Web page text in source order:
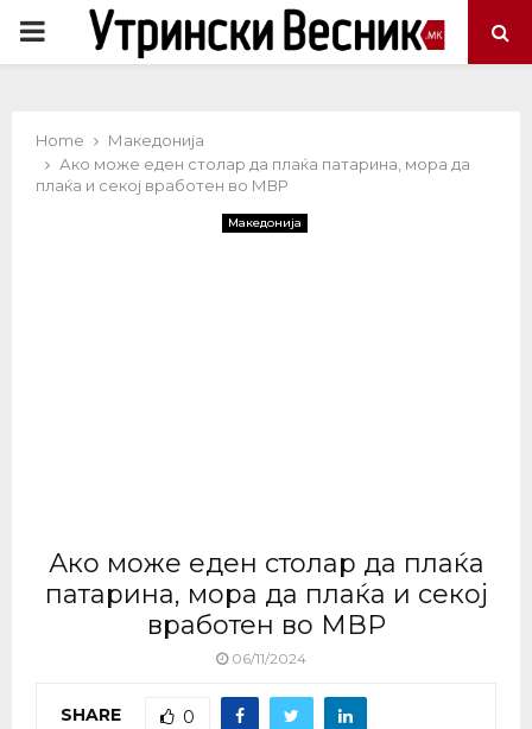
PRIMARY
Home
Македонија
Ако може еден столар да плаќа патарина, мора да
плаќа и секој вработен во МВР
Македонија
Ако може еден столар да плаќа
патарина, мора да плаќа и секој
вработен во МВР
06/11/2024
SHARE 0